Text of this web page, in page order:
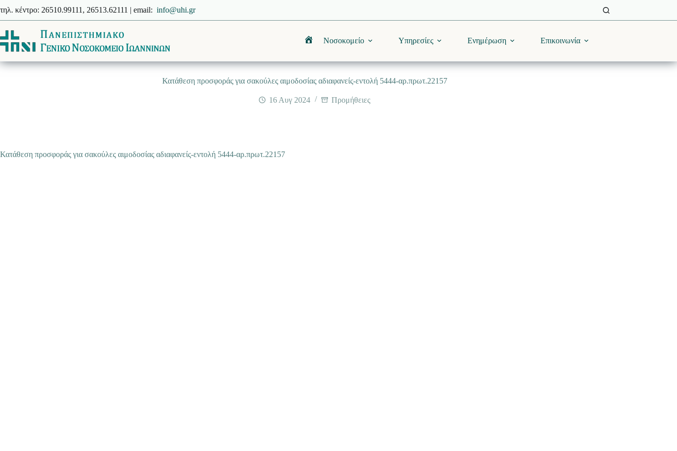
στο
περιεχόμενο
τηλ. κέντρο: 26510.99111, 26513.62111 | email: info@uhi.gr
ΑρχικήΝοσοκομείο Υπηρεσίες Ενημέρωση Επικοινωνία
Κατάθεση προσφοράς για σακούλες αιμοδοσίας αδιαφανείς-εντολή 5444-αρ.πρωτ.22157
16 Αυγ 2024 Προμήθειες
Κατάθεση προσφοράς για σακούλες αιμοδοσίας αδιαφανείς-εντολή 5444-αρ.πρωτ.22157